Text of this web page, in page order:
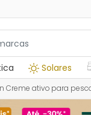
Solares
Creme ativo para